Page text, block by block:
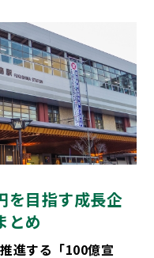
を目指す成長企
とめ
進する「100億宣